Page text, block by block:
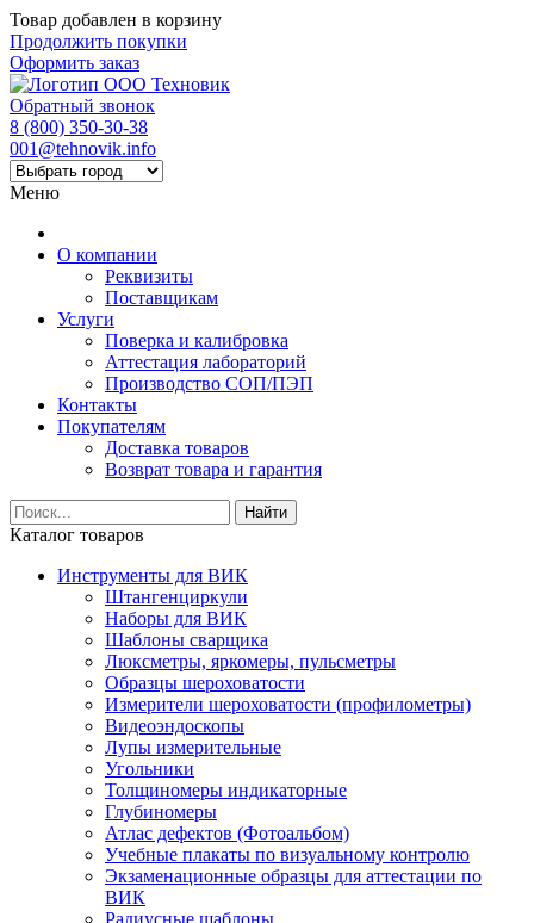
Товар добавлен в корзину
Продолжить покупки
Оформить заказ
Обратный звонок
8 (800) 350-30-38
001@tehnovik.info
Меню
О компании
Реквизиты
Поставщикам
Услуги
Поверка и калибровка
Аттестация лабораторий
Производство СОП/ПЭП
Контакты
Покупателям
Доставка товаров
Возврат товара и гарантия
Найти
Каталог товаров
Инструменты для ВИК
Штангенциркули
Наборы для ВИК
Шаблоны сварщика
Люксметры, яркомеры, пульсметры
Образцы шероховатости
Измерители шероховатости (профилометры)
Видеоэндоскопы
Лупы измерительные
Угольники
Толщиномеры индикаторные
Глубиномеры
Атлас дефектов (Фотоальбом)
Учебные плакаты по визуальному контролю
Экзаменационные образцы для аттестации по
ВИК
Радиусные шаблоны